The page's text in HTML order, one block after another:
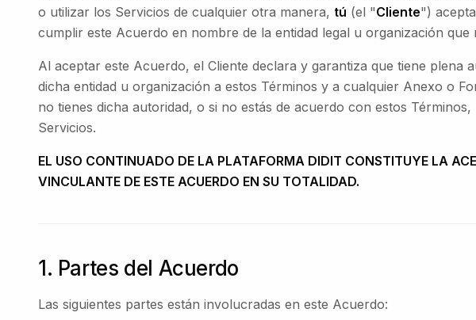
o utilizar los Servicios de cualquier otra manera, tú (el "Cliente")
cumplir este Acuerdo en nombre de la entidad legal u organización que
Al aceptar este Acuerdo, el Cliente declara y garantiza que tiene plena
dicha entidad u organización a estos Términos y a cualquier Anexo o
no tienes dicha autoridad, o si no estás de acuerdo con estos
Servicios.
EL USO CONTINUADO DE LA PLATAFORMA DIDIT CONSTITUYE LA
VINCULANTE DE ESTE ACUERDO EN SU TOTALIDAD.
1. Partes del Acuerdo
Las siguientes partes están involucradas en este Acuerdo: